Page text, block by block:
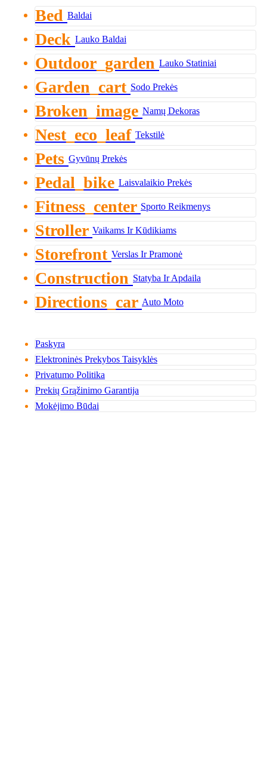
Bed Baldai
Deck Lauko Baldai
Outdoor_garden Lauko Statiniai
Garden_cart Sodo Prekės
Broken_image Namų Dekoras
Nest_eco_leaf Tekstilė
Pets Gyvūnų Prekės
Pedal_bike Laisvalaikio Prekės
Fitness_center Sporto Reikmenys
Stroller Vaikams Ir Kūdikiams
Storefront Verslas Ir Pramonė
Construction Statyba Ir Apdaila
Directions_car Auto Moto
Paskyra
Elektroninės Prekybos Taisyklės
Privatumo Politika
Prekių Grąžinimo Garantija
Mokėjimo Būdai